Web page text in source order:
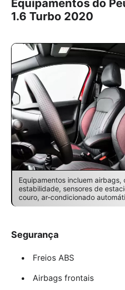
Equipamentos do
1.6 Turbo 2020
Equipamentos incluem
estabilidade, sensores de
couro, ar-condicionado
Segurança
Freios ABS
Airbags frontais